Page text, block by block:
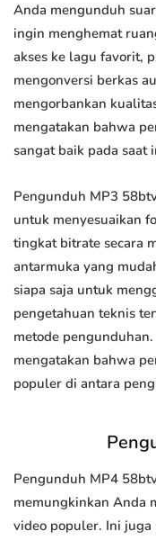
Anda mengunduh
ingin menghemat
akses ke lagu favorit,
mengonversi berkas
mengorbankan
mengatakan bahwa
sangat baik pada saat
Pengunduh MP3
untuk menyesuaikan
tingkat bitrate secara
antarmuka yang
siapa saja untuk
pengetahuan teknis
metode
mengatakan bahwa
populer di antara
Pengunduh MP4
memungkinkan Anda
video populer. Ini